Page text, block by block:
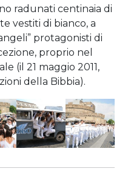
radunati centinaia di
vestiti di bianco, a
protagonisti di
proprio nel
(il 21 maggio 2011,
della Bibbia).